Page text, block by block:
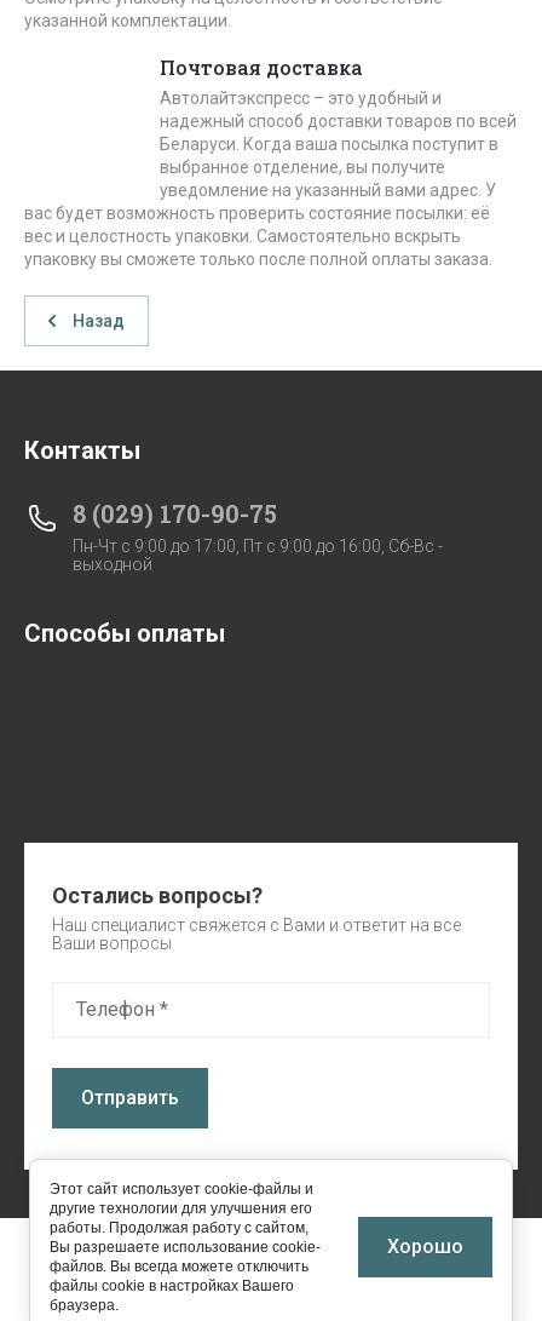
указанной комплектации.
Почтовая доставка
Автолайтэкспресс – это удобный и
надежный способ доставки товаров по всей
Беларуси. Когда ваша посылка поступит в
выбранное отделение, вы получите
уведомление на указанный вами адрес. У
вас будет возможность проверить состояние посылки: её
вес и целостность упаковки. Самостоятельно вскрыть
упаковку вы сможете только после полной оплаты заказа.
Назад
Контакты
8 (029) 170-90-75
Пн-Чт c 9:00 до 17:00, Пт с 9:00 до 16:00, Сб-Вс -
выходной
Способы оплаты
Остались вопросы?
Наш специалист свяжется с Вами и ответит на все
Ваши вопросы
Отправить
2024 - 2026 Заборы-Жалюзи УНП 191691049
Этот сайт использует cookie-файлы и
другие технологии для улучшения его
работы. Продолжая работу с сайтом,
Вы разрешаете использование cookie-
файлов. Вы всегда можете отключить
файлы cookie в настройках Вашего
браузера.
Хорошо